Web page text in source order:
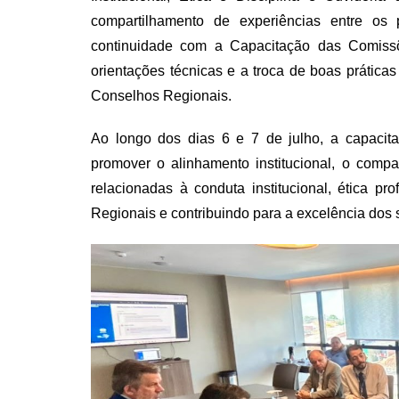
compartilhamento de experiências entre
continuidade com a Capacitação das
orientações técnicas e a troca de boas
Conselhos Regionais.
Ao longo dos dias 6 e 7 de julho, a
promover o alinhamento institucional, o
relacionadas à conduta institucional, ética
Regionais e contribuindo para a excelência